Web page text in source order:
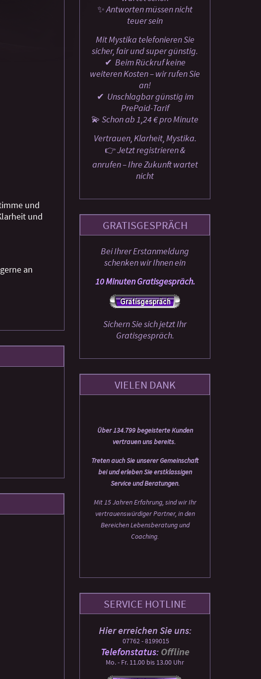
✨ Antworten müssen nicht
teuer sein
Mit Mystika telefonieren Sie
sicher, fair und super günstig.
✔ ️ Beim Rückruf keine
weiteren Kosten – wir rufen Sie
an!
✔ ️ Unschlagbar günstig im
PrePaid-Tarif
💫 Schon ab 1,24 € pro Minute
Vertrauen, Klarheit, Mystika.
👉 Jetzt registrieren &
anrufen – Ihre Zukunft wartet
nicht
GRATISGESPRÄCH
Bei Ihrer Erstanmeldung
schenken wir Ihnen ein
10 Minuten Gratisgespräch.
Sichern Sie sich jetzt Ihr
Gratisgespräch.
VIELEN DANK
Über 134.799 begeisterte Kunden
vertrauen uns bereits.
Treten auch Sie unserer Gemeinschaft
bei und erleben Sie erstklassigen
Service und Beratungen.
Mit 15 Jahren Erfahrung, sind wir Ihr
vertrauenswürdiger Partner, in den
Bereichen Lebensberatung und
Coaching.
SERVICE HOTLINE
Hier erreichen Sie uns:
07762 - 8199015
Telefonstatus: Offline
Mo. - Fr. 11.00 bis 13.00 Uhr
und
und
an